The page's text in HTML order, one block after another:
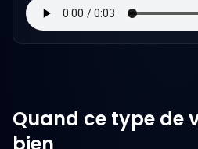
Quand ce type de